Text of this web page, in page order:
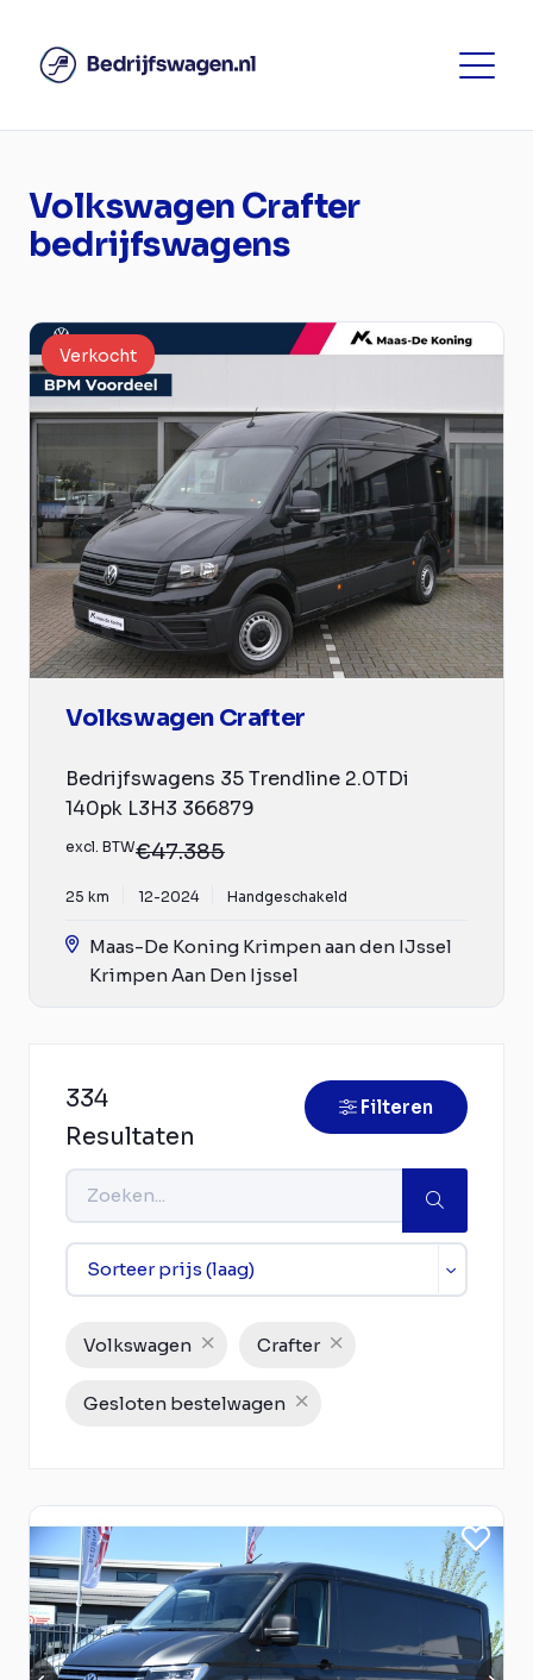
Volkswagen Crafter
bedrijfswagens
Verkocht
Volkswagen Crafter
Bedrijfswagens 35 Trendline 2.0TDi
140pk L3H3 366879
excl. BTW€47.385
25 km 12-2024 Handgeschakeld
Maas-De Koning Krimpen aan den IJssel
Krimpen Aan Den Ijssel
334
Resultaten
Filteren
Volkswagen Crafter
Gesloten bestelwagen